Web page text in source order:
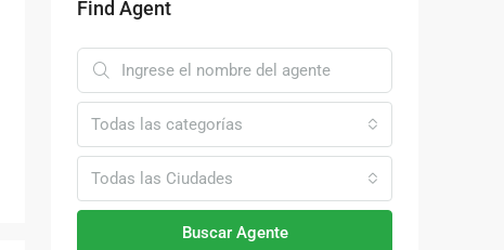
Find Agent
Todas las categorías
Todas las Ciudades
Buscar Agente